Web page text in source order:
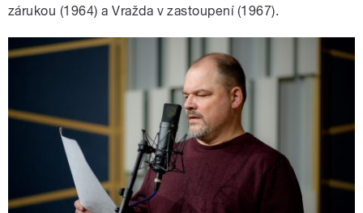
zárukou (1964) a Vražda v zastoupení (1967).